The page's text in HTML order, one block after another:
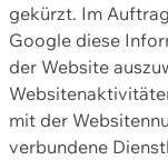
gekürzt. Im
Google diese
der Website
mit der
verbundene